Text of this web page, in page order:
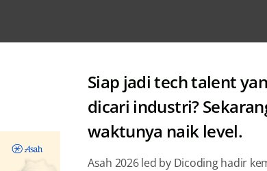
Category: Academy
Siap jadi tech talent
dicari industri?
waktunya naik level.
Asah 2026 led by Dicoding hadir